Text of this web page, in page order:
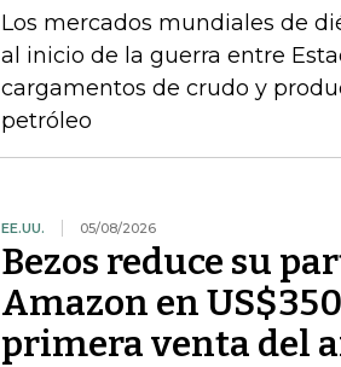
Los mercados mundiales de
al inicio de la guerra entre
cargamentos de crudo y
petróleo
EE.UU. 05/08/2026
Bezos reduce su
Amazon en
primera venta del